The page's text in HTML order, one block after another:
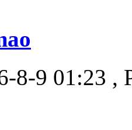
8-9 01:23 ,